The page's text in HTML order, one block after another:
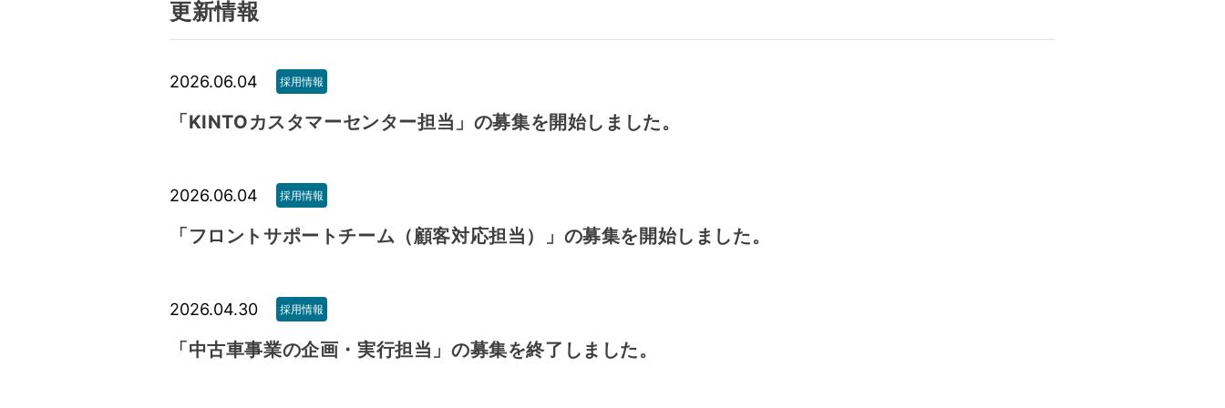
更新情報
2026.06.04 採用情報
「KINTOカスタマーセンター担当」の募集を開始しました。
2026.06.04 採用情報
「フロントサポートチーム（顧客対応担当）」の募集を開始しました。
2026.04.30 採用情報
「中古車事業の企画・実行担当」の募集を終了しました。